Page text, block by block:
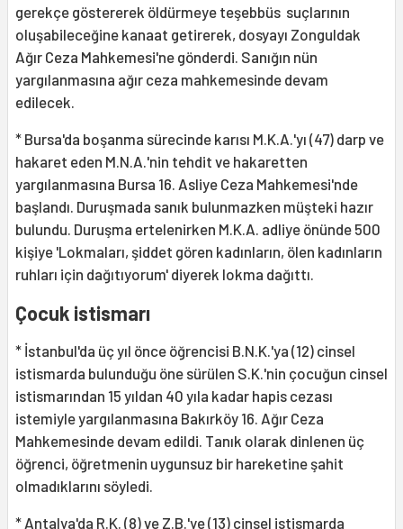
gerekçe göstererek öldürmeye teşebbüs suçlarının
oluşabileceğine kanaat getirerek, dosyayı Zonguldak
Ağır Ceza Mahkemesi'ne gönderdi. Sanığın nün
yargılanmasına ağır ceza mahkemesinde devam
edilecek.
* Bursa'da boşanma sürecinde karısı M.K.A.'yı (47) darp ve
hakaret eden M.N.A.'nin tehdit ve hakaretten
yargılanmasına Bursa 16. Asliye Ceza Mahkemesi'nde
başlandı. Duruşmada sanık bulunmazken müşteki hazır
bulundu. Duruşma ertelenirken M.K.A. adliye önünde 500
kişiye 'Lokmaları, şiddet gören kadınların, ölen kadınların
ruhları için dağıtıyorum' diyerek lokma dağıttı.
Çocuk istismarı
* İstanbul'da üç yıl önce öğrencisi B.N.K.'ya (12) cinsel
istismarda bulunduğu öne sürülen S.K.'nin çocuğun cinsel
istismarından 15 yıldan 40 yıla kadar hapis cezası
istemiyle yargılanmasına Bakırköy 16. Ağır Ceza
Mahkemesinde devam edildi. Tanık olarak dinlenen üç
öğrenci, öğretmenin uygunsuz bir hareketine şahit
olmadıklarını söyledi.
* Antalya'da R.K. (8) ve Z.B.'ye (13) cinsel istismarda